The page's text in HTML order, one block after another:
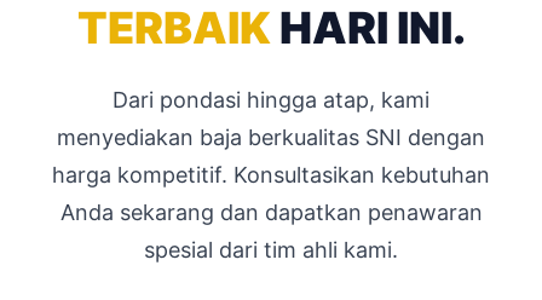
TERBAIK HARI INI.
Dari pondasi hingga atap, kami
menyediakan baja berkualitas SNI dengan
harga kompetitif. Konsultasikan kebutuhan
Anda sekarang dan dapatkan penawaran
spesial dari tim ahli kami.